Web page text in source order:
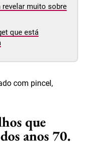
revelar muito sobre
que está
com pincel,
que
anos 70.